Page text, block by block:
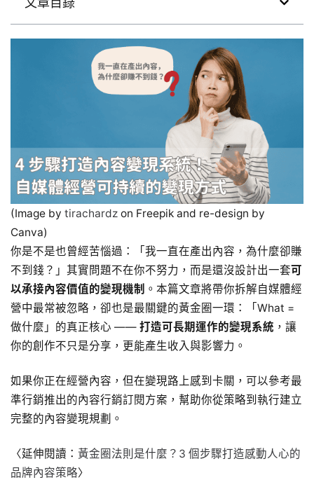
(Image by tirachardz on Freepik and re-design by
Canva)
你是不是也曾經苦惱過：「我一直在產出內容，為什麼卻賺
不到錢？」其實問題不在你不努力，而是還沒設計出一套可
以承接內容價值的變現機制 。本篇文章將帶你拆解自媒體經
營中最常被忽略，卻也是最關鍵的黃金圈一環：「What =
做什麼」的真正核心 —— 打造可長期運作的變現系統 ，讓
你的創作不只是分享，更能產生收入與影響力。
如果你正在經營內容，但在變現路上感到卡關，可以參考最
準行銷推出的內容行銷訂閱方案，幫助你從策略到執行建立
完整的內容變現規劃。
〈延伸閱讀： 黃金圈法則是什麼？3 個步驟打造感動人心的
品牌內容策略〉